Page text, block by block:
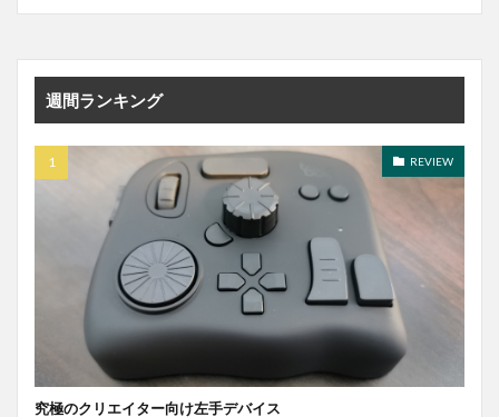
週間ランキング
REVIEW
究極のクリエイター向け左手デバイス